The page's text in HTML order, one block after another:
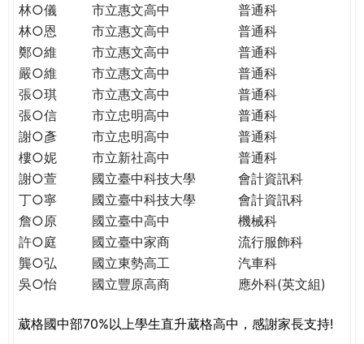
民。
WAGOR
TODAY
THE
WORLD
TOMORROW
PUTTING
YOU
ON
THE
PATH
GLOBAL
CITIZENSHIP
林○儀
市立惠文高中
普通科
林○恩
市立惠文高中
普通科
鄭○維
市立惠文高中
普通科
嚴○維
市立惠文高中
普通科
張○琪
市立惠文高中
普通科
張○信
市立忠明高中
普通科
謝○彥
市立忠明高中
普通科
樓○妮
市立新社高中
普通科
謝○萱
國立臺中科技大學
會計資訊科
丁○寧
國立臺中科技大學
會計資訊科
詹○原
國立臺中高中
機械科
許○庭
國立臺中家商
流行服飾科
龔○弘
國立東勢高工
汽車科
吳○怡
國立豐原高商 應外科(英文組)
葳格國中部70%以上學生直升葳格高中，感謝家長支持!